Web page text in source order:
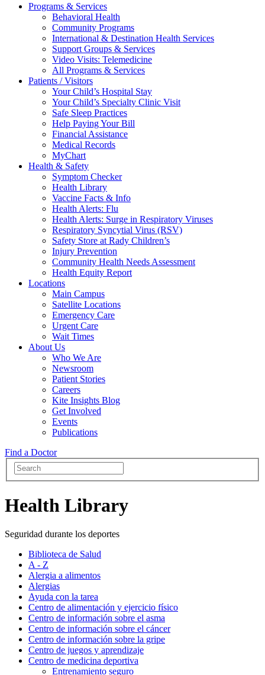
Programs & Services
Behavioral Health
Community Programs
International & Destination Health Services
Support Groups & Services
Video Visits: Telemedicine
All Programs & Services
Patients / Visitors
Your Child’s Hospital Stay
Your Child’s Specialty Clinic Visit
Safe Sleep Practices
Help Paying Your Bill
Financial Assistance
Medical Records
MyChart
Health & Safety
Symptom Checker
Health Library
Vaccine Facts & Info
Health Alerts: Flu
Health Alerts: Surge in Respiratory Viruses
Respiratory Syncytial Virus (RSV)
Safety Store at Rady Children’s
Injury Prevention
Community Health Needs Assessment
Health Equity Report
Locations
Main Campus
Satellite Locations
Emergency Care
Urgent Care
Wait Times
About Us
Who We Are
Newsroom
Patient Stories
Careers
Kite Insights Blog
Get Involved
Events
Publications
Find a Doctor
Health Library
Seguridad durante los deportes
Biblioteca de Salud
A - Z
Alergia a alimentos
Alergias
Ayuda con la tarea
Centro de alimentación y ejercicio físico
Centro de información sobre el asma
Centro de información sobre el cáncer
Centro de información sobre la gripe
Centro de juegos y aprendizaje
Centro de medicina deportiva
Entrenamiento seguro